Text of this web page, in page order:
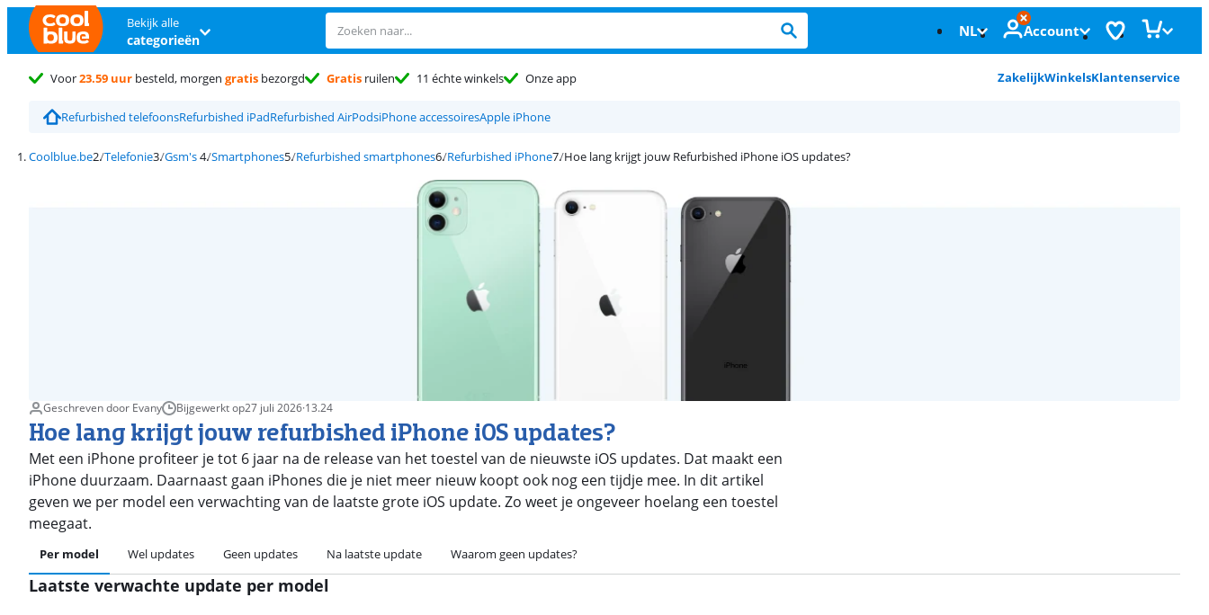
Bekijk alle
categorieën NL Account
Voor23.59 uur besteld, morgen gratis bezorgd Gratis ruilen 11 échte winkels Onze app ZakelijkWinkelsKlantenservice
Refurbished telefoonsRefurbished iPadRefurbished AirPodsiPhone accessoiresApple iPhone
Coolblue.be Telefonie Gsm's Smartphones Refurbished smartphones Refurbished iPhone Hoe lang krijgt jouw Refurbished iPhone iOS updates?
Geschreven door Evany Bijgewerkt op27 juli 2026·13.24
Hoe lang krijgt jouw refurbished iPhone iOS updates?
Met een iPhone profiteer je tot 6 jaar na de release van het toestel van de nieuwste iOS updates. Dat maakt een
iPhone duurzaam. Daarnaast gaan iPhones die je niet meer nieuw koopt ook nog een tijdje mee. In dit artikel
geven we per model een verwachting van de laatste grote iOS update. Zo weet je ongeveer hoelang een toestel
meegaat.
Per model Wel updates Geen updates Na laatste update Waarom geen updates?
Laatste verwachte update per model